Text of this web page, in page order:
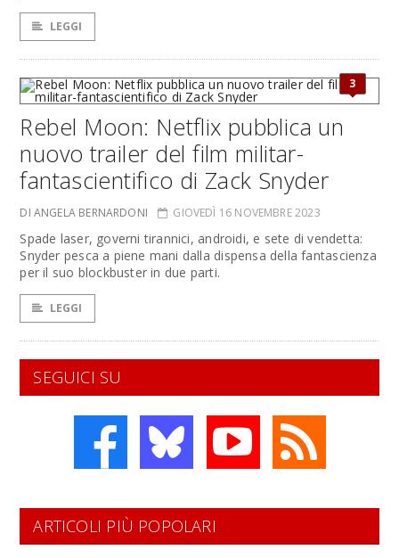
LEGGI
3
Rebel Moon: Netflix pubblica un
nuovo trailer del film militar-
fantascientifico di Zack Snyder
DI ANGELA BERNARDONI GIOVEDÌ 16 NOVEMBRE 2023
Spade laser, governi tirannici, androidi, e sete di vendetta:
Snyder pesca a piene mani dalla dispensa della fantascienza
per il suo blockbuster in due parti.
LEGGI
SEGUICI SU
ARTICOLI PIÙ POPOLARI